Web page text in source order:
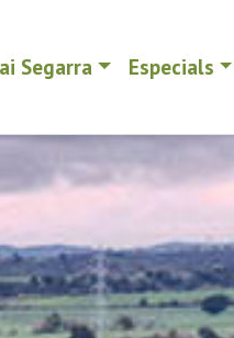
Segarra Especials